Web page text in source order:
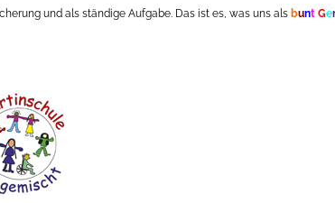
und als ständige Aufgabe. Das ist es, was uns als bunt Ge